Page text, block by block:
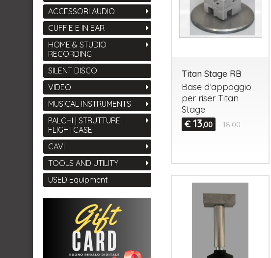
Titan Stage RB
Base d’appoggio
per riser Titan
Stage
€ 13,00 18,00
ACCESSORI AUDIO
CUFFIE E IN EAR
HOME & STUDIO
RECORDING
SILENT DISCO
VIDEO
MUSICAL INSTRUMENTS
PALCHI | STRUTTURE |
FLIGHTCASE
CAVI
TOOLS AND UTILITY
USED Equipment